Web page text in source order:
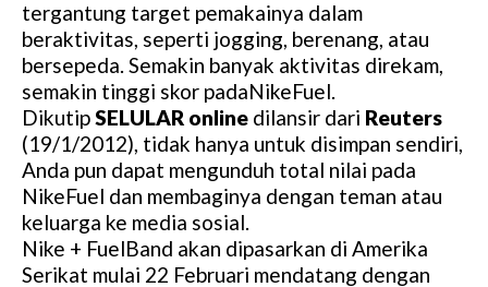
tergantung target pemakainya dalam
beraktivitas, seperti jogging, berenang, atau
bersepeda. Semakin banyak aktivitas direkam,
semakin tinggi skor padaNikeFuel.
DikutipSELULAR online dilansir dari Reuters
(19/1/2012), tidak hanya untuk disimpan sendiri,
Anda pun dapat mengunduh total nilai pada
NikeFuel dan membaginya dengan teman atau
keluarga ke media sosial.
Nike + FuelBand akan dipasarkan di Amerika
Serikat mulai 22 Februari mendatang dengan